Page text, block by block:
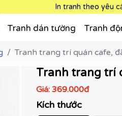
In tranh theo yêu
Tranh dán tường Tranh
Tranh trang trí quán cafe,
Tranh trang trí
Giá: 369.000đ
Kích thước